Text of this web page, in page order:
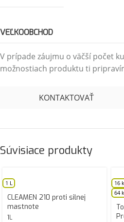
VEĽKOOBCHOD
V prípade záujmu o väčší počet
možnostiach produktu ti
KONTAKTOVAŤ
Súvisiace produkty
1 L
CLEAMEN 210 proti silnej
mastnote
1L
16
64